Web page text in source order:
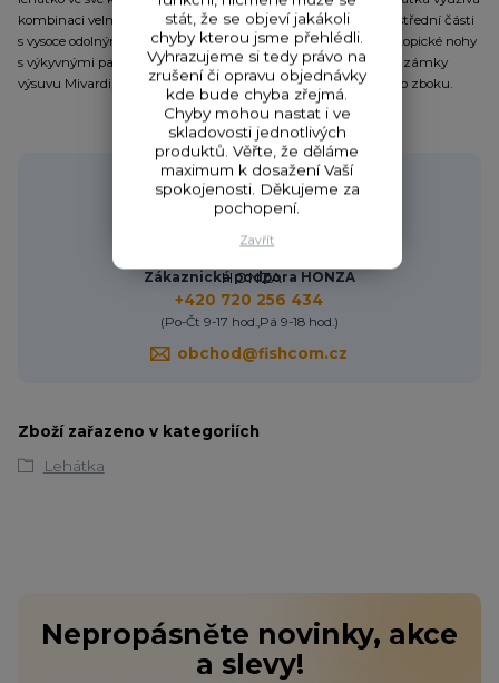
kombinaci velmi pohodlného a hřejivého fleece na polštáři ve střední části
s vysoce odolným nylonem na okrajích a ve spodní části. Teleskopické nohy
s výkyvnými patkami proti zaboření jsou osazeny unikátními zámky
výsuvu Mivardi, které lze ovládat stlačením směrem dolů nebo zboku.
Potřebujete poradit?
Zákaznická podpora HONZA
+420 720 256 434
(Po-Čt 9-17 hod.,Pá 9-18 hod.)
obchod@fishcom.cz
Zboží zařazeno v kategoriích
Lehátka
Nepropásněte novinky, akce
a slevy!
stát, že se objeví jakákoli
chyby kterou jsme přehlédli.
Vyhrazujeme si tedy právo na
zrušení či opravu objednávky
kde bude chyba zřejmá.
Chyby mohou nastat i ve
skladovosti jednotlivých
produktů. Věřte, že děláme
maximum k dosažení Vaší
spokojenosti. Děkujeme za
pochopení.
Zavřít